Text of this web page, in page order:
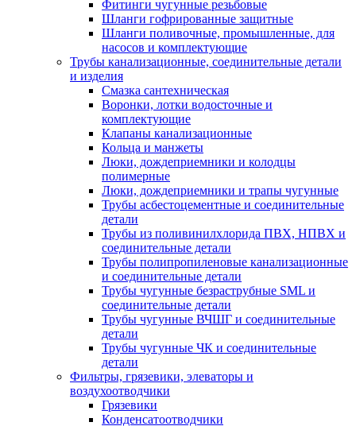
Фитинги чугунные резьбовые
Шланги гофрированные защитные
Шланги поливочные, промышленные, для
насосов и комплектующие
Трубы канализационные, соединительные детали
и изделия
Смазка сантехническая
Воронки, лотки водосточные и
комплектующие
Клапаны канализационные
Кольца и манжеты
Люки, дождеприемники и колодцы
полимерные
Люки, дождеприемники и трапы чугунные
Трубы асбестоцементные и соединительные
детали
Трубы из поливинилхлорида ПВХ, НПВХ и
соединительные детали
Трубы полипропиленовые канализационные
и соединительные детали
Трубы чугунные безраструбные SML и
соединительные детали
Трубы чугунные ВЧШГ и соединительные
детали
Трубы чугунные ЧК и соединительные
детали
Фильтры, грязевики, элеваторы и
воздухоотводчики
Грязевики
Конденсатоотводчики